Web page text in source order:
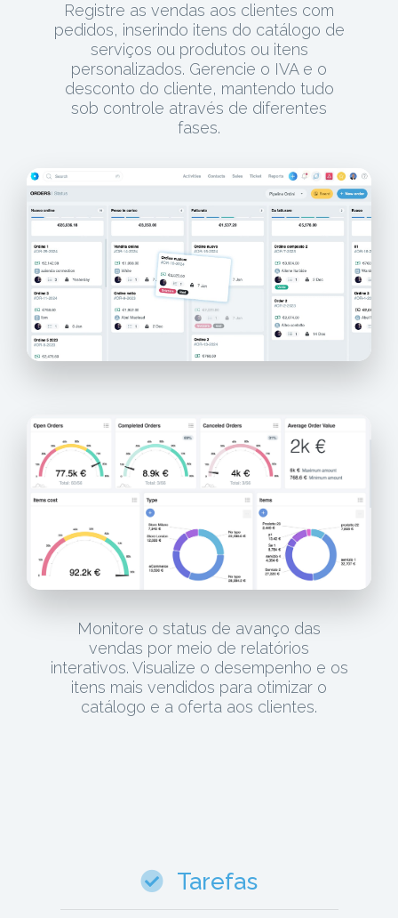
Registre as vendas aos clientes com
pedidos, inserindo itens do catálogo de
serviços ou produtos ou itens
personalizados. Gerencie o IVA e o
desconto do cliente, mantendo tudo
sob controle através de diferentes
fases.
Monitore o status de avanço das
vendas por meio de relatórios
interativos. Visualize o desempenho e os
itens mais vendidos para otimizar o
catálogo e a oferta aos clientes.
Tarefas